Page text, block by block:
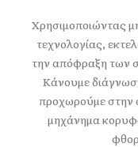
Χρησιμοποιώντας
τεχνολογίας,
την απόφραξη των
Κάνουμε
προχωρούμε στην
μηχάνημα